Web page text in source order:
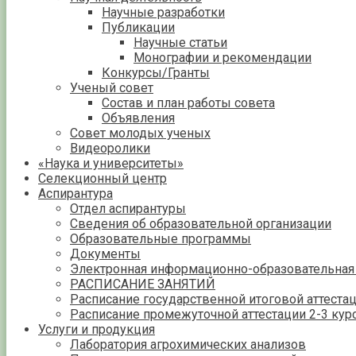
Научные разработки
Публикации
Научные статьи
Монографии и рекомендации
Конкурсы/Гранты
Ученый совет
Состав и план работы совета
Объявления
Совет молодых ученых
Видеоролики
«Наука и университеты»
Селекционный центр
Аспирантура
Отдел аспирантуры
Сведения об образовательной организации
Образовательные программы
Документы
Электронная информационно-
РАСПИСАНИЕ ЗАНЯТИЙ
Расписание государственной итоговой
Расписание промежуточной аттестации 2-3
Услуги и продукция
Лаборатория агрохимических анализов